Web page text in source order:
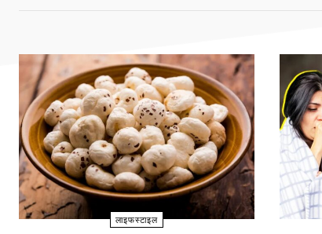
लाइफस्टाइल